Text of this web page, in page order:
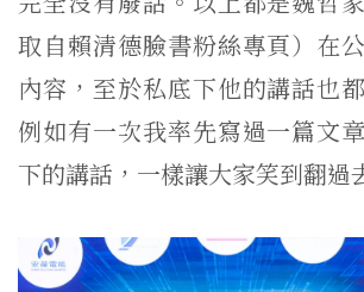
取自賴清德臉書粉絲專頁）在
內容，至於私底下他的講話也
例如有一次我率先寫過一篇文
下的講話，一樣讓大家笑到翻過